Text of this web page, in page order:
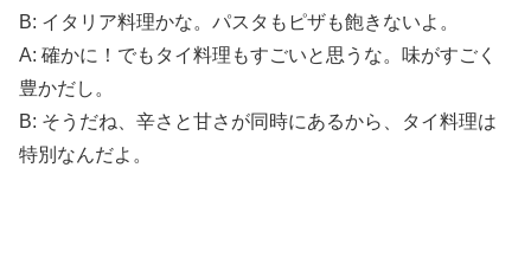
B: イタリア料理かな。パスタもピザも飽きないよ。
A: 確かに！でもタイ料理もすごいと思うな。味がすごく
豊かだし。
B: そうだね、辛さと甘さが同時にあるから、タイ料理は
特別なんだよ。